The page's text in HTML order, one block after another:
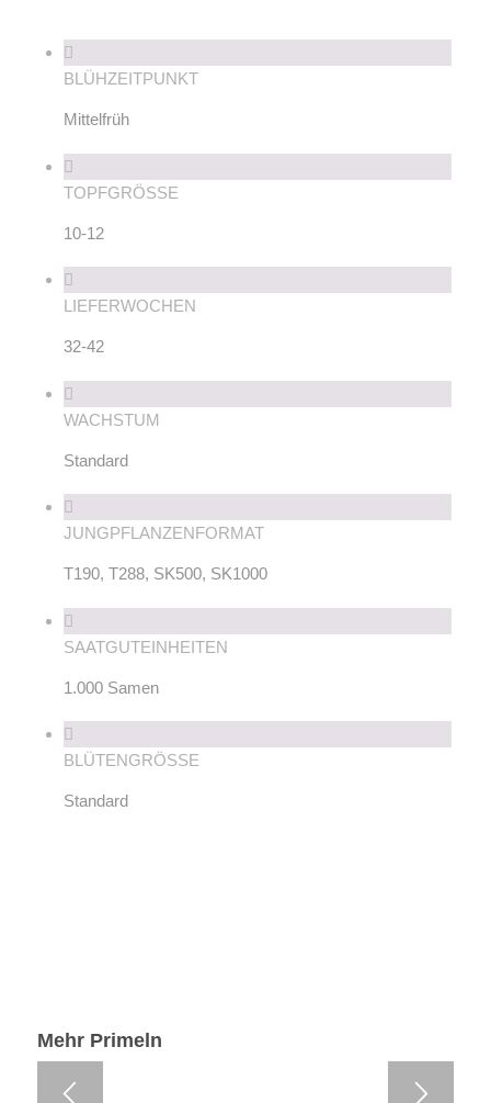
BLÜHZEITPUNKT
Mittelfrüh
TOPFGRÖSSE
10-12
LIEFERWOCHEN
32-42
WACHSTUM
Standard
JUNGPFLANZENFORMAT
T190, T288, SK500, SK1000
SAATGUTEINHEITEN
1.000 Samen
BLÜTENGRÖSSE
Standard
Mehr Primeln